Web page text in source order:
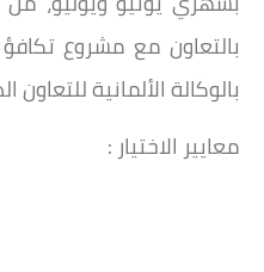
بالتعاون مع مشروع
بالوكالة الألمانية للتعاون
معايير الاختيار :